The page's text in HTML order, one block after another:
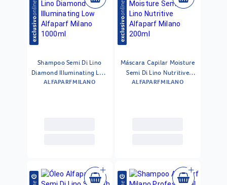
Shampoo Semi Di Lino
Diamond Illuminating Low
Alfaparf Milano 1000ml
ALFAPARF MILANO
Máscara Capilar Moisture
Semi Di Lino Nutritive
Alfaparf Milano 200ml
ALFAPARF MILANO